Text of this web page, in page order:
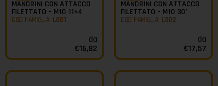
MANDRINI CON ATTACCO
FILETTATO – M10 11×4
COD FAMIGLIA: L001
da
€16,82
MANDRINI CON ATTACCO
FILETTATO – M10 30°
COD FAMIGLIA: L002
da
€17,57